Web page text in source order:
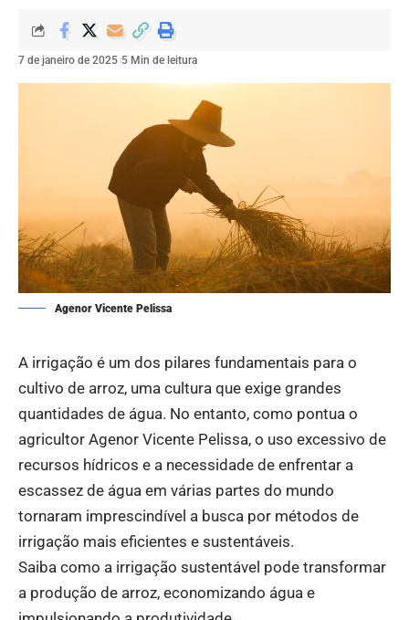
7 de janeiro de 2025 5 Min de leitura
Agenor Vicente Pelissa
A irrigação é um dos pilares fundamentais para o
cultivo de arroz, uma cultura que exige grandes
quantidades de água. No entanto, como pontua o
agricultor Agenor Vicente Pelissa, o uso excessivo de
recursos hídricos e a necessidade de enfrentar a
escassez de água em várias partes do mundo
tornaram imprescindível a busca por métodos de
irrigação mais eficientes e sustentáveis.
Saiba como a irrigação sustentável pode transformar
a produção de arroz, economizando água e